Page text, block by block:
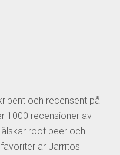
och recensent på
1000 recensioner av
root beer och
är Jarritos